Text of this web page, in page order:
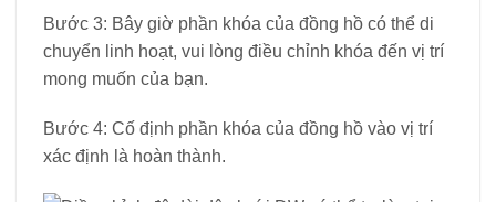
Bước 3: Bây giờ phần khóa của đồng hồ có thể di
chuyển linh hoạt, vui lòng điều chỉnh khóa đến vị trí
mong muốn của bạn.
Bước 4: Cố định phần khóa của đồng hồ vào vị trí
xác định là hoàn thành.